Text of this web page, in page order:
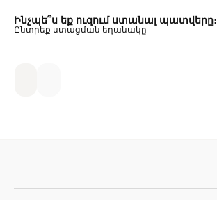
Ինչպե՞ս եք ուզում ստանալ պատվերը։
Ընտրեք ստացման եղանակը